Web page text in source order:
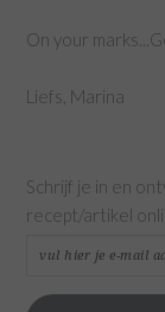
On your
Liefs, Marina
Schrijf je in en
recept/artikel
vul
je